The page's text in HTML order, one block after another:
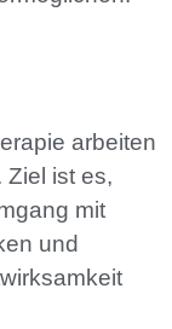
arbeiten
Ziel ist es,
mit
und